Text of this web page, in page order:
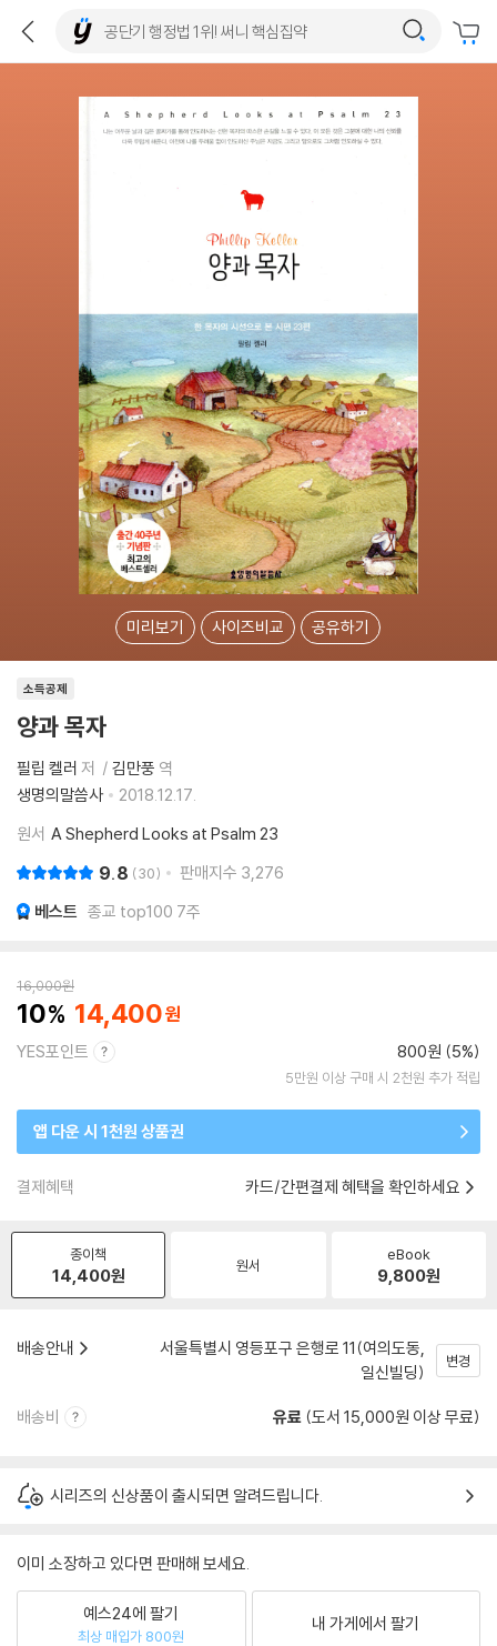
미리보기 사이즈비교 공유하기
소득공제
양과 목자
필립 켈러 저 김만풍 역
생명의말씀사
2018.12.17.
원서 A Shepherd Looks at Psalm 23
9.8 30 판매지수 3,276
베스트 종교 top100 7주
16,000원
10 14,400
YES포인트 800원 (5%)
5만원 이상 구매 시 2천원 추가 적립
앱 다운 시 1천원 상품권
결제혜택 카드/간편결제 혜택을 확인하세요
종이책
14,400원 원서
eBook
9,800원
배송안내
서울특별시 영등포구 은행로 11(여의도동,
일신빌딩)
변경
배송비 유료 (도서 15,000원 이상 무료)
시리즈의 신상품이 출시되면 알려드립니다.
이미 소장하고 있다면 판매해 보세요.
예스24에 팔기
최상 매입가 800원
내 가게에서 팔기